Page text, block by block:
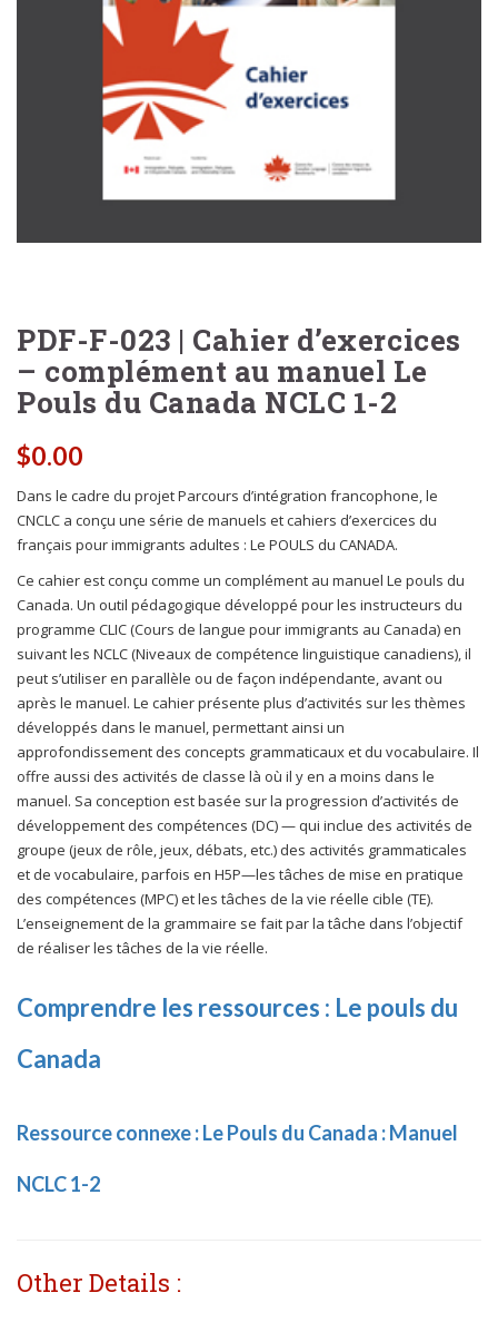
PDF-F-023 | Cahier d’exercices
– complément au manuel Le
Pouls du Canada NCLC 1-2
$0.00
Dans le cadre du projet Parcours d’intégration francophone, le
CNCLC a conçu une série de manuels et cahiers d’exercices du
français pour immigrants adultes : Le POULS du CANADA.
Ce cahier est conçu comme un complément au manuel Le pouls du
Canada. Un outil pédagogique développé pour les instructeurs du
programme CLIC (Cours de langue pour immigrants au Canada) en
suivant les NCLC (Niveaux de compétence linguistique canadiens), il
peut s’utiliser en parallèle ou de façon indépendante, avant ou
après le manuel. Le cahier présente plus d’activités sur les thèmes
développés dans le manuel, permettant ainsi un
approfondissement des concepts grammaticaux et du vocabulaire. Il
offre aussi des activités de classe là où il y en a moins dans le
manuel. Sa conception est basée sur la progression d’activités de
développement des compétences (DC) — qui inclue des activités de
groupe (jeux de rôle, jeux, débats, etc.) des activités grammaticales
et de vocabulaire, parfois en H5P—les tâches de mise en pratique
des compétences (MPC) et les tâches de la vie réelle cible (TE).
L’enseignement de la grammaire se fait par la tâche dans l’objectif
de réaliser les tâches de la vie réelle.
Comprendre les ressources : Le pouls du
Canada
Ressource connexe : Le Pouls du Canada : Manuel
NCLC 1-2
Other Details :